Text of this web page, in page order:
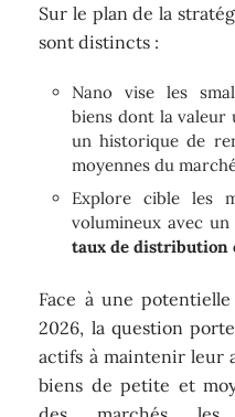
Sur le plan de la
sont distincts :
Nano vise les
biens dont la valeur
un historique de
moyennes du
Explore cible les
volumineux avec
taux de distribution
Face à une
2026, la question
actifs à maintenir leur
biens de petite et